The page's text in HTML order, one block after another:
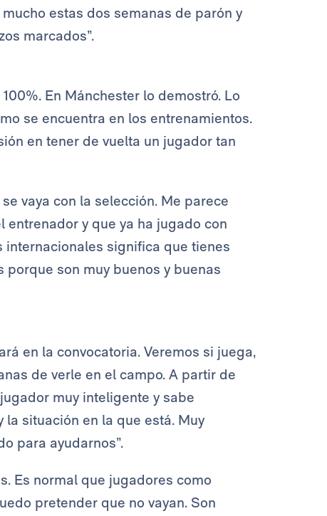
mucho estas dos semanas de parón y
marcados”.
En Mánchester lo demostró. Lo
se encuentra en los entrenamientos.
en tener de vuelta un jugador tan
vaya con la selección. Me parece
y que ya ha jugado con
internacionales significa que tienes
son muy buenos y buenas
en la convocatoria. Veremos si juega,
de verle en el campo. A partir de
muy inteligente y sabe
situación en la que está. Muy
para ayudarnos”.
Es normal que jugadores como
pretender que no vayan. Son